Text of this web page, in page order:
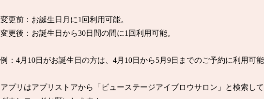
変更前：お誕生日月に1回利用可能。
変更後：お誕生日から30日間の間に1回利用可能。
例：4月10日がお誕生日の方は、4月10日から5月9日までのご予約に利用可能
アプリはアプリストアから「ビューステージアイブロウサロン」と検索して